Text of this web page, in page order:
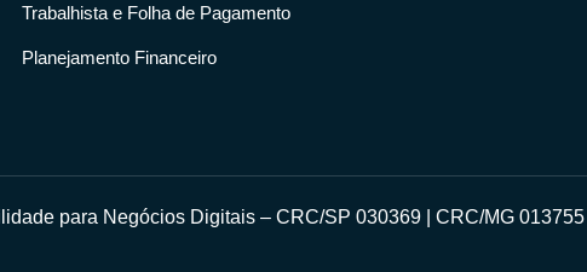
Trabalhista e Folha de Pagamento
Planejamento Financeiro
para Negócios Digitais – CRC/SP 030369 | CRC/MG